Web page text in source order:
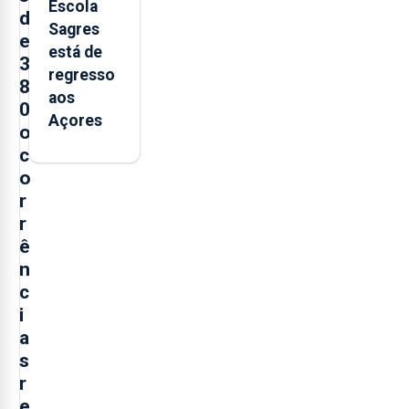
d
e
3
8
0
o
c
o
r
r
ê
n
c
i
a
s
r
Escola
Sagres
está de
regresso
aos
Açores